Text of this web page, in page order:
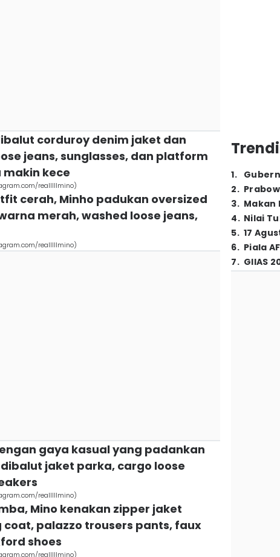
corduroy denim jaket dan
jeans, sunglasses, dan platform
kece
realllllmino)
cerah, Minho padukan oversized
merah, washed loose jeans,
realllllmino)
gaya kasual yang padankan
jaket parka, cargo loose
realllllmino)
Mino kenakan zipper jaket
palazzo trousers pants, faux
shoes
realllllmino)
1.
2.
3. Makan
4. Nilai
5. 17
6. Piala
7. GIIAS